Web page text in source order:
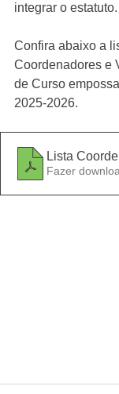
integrar o estatuto.
Confira abaixo a
Coordenadores e
de Curso
2025-2026.
Lista
Fazer